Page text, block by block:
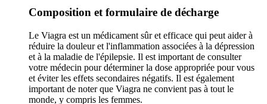
Composition et formulaire de décharge
Le Viagra est un médicament sûr et efficace qui peut aider à
réduire la douleur et l'inflammation associées à la dépression
et à la maladie de l'épilepsie. Il est important de consulter
votre médecin pour déterminer la dose appropriée pour vous
et éviter les effets secondaires négatifs. Il est également
important de noter que Viagra ne convient pas à tout le
monde, y compris les femmes.